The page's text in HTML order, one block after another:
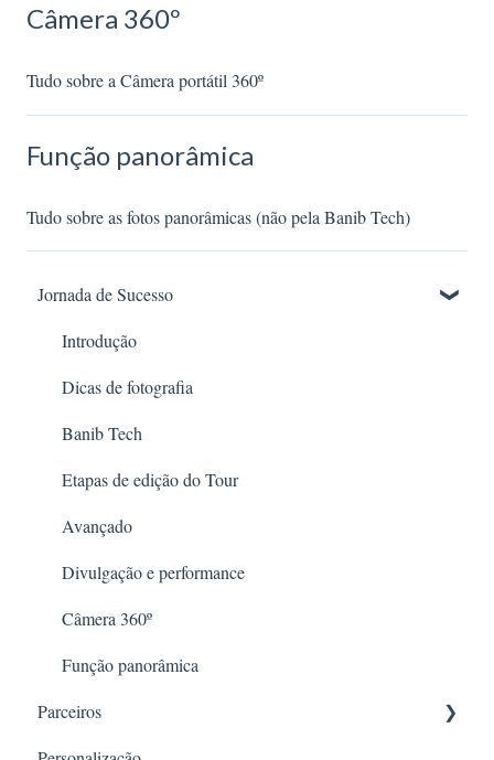
Câmera 360º
Tudo sobre a Câmera portátil 360º
Função panorâmica
Tudo sobre as fotos panorâmicas (não pela Banib Tech)
Jornada de Sucesso
Introdução
Dicas de fotografia
Banib Tech
Etapas de edição do Tour
Avançado
Divulgação e performance
Câmera 360º
Função panorâmica
Parceiros